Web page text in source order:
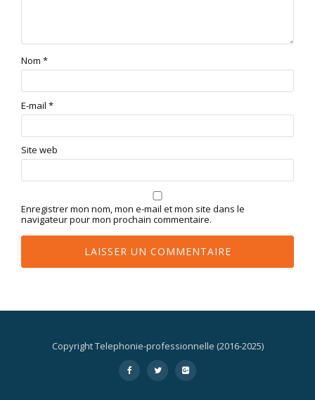
Nom *
E-mail *
Site web
Enregistrer mon nom, mon e-mail et mon site dans le
navigateur pour mon prochain commentaire.
Copyright Telephonie-professionnelle (2016-2025)
- - -